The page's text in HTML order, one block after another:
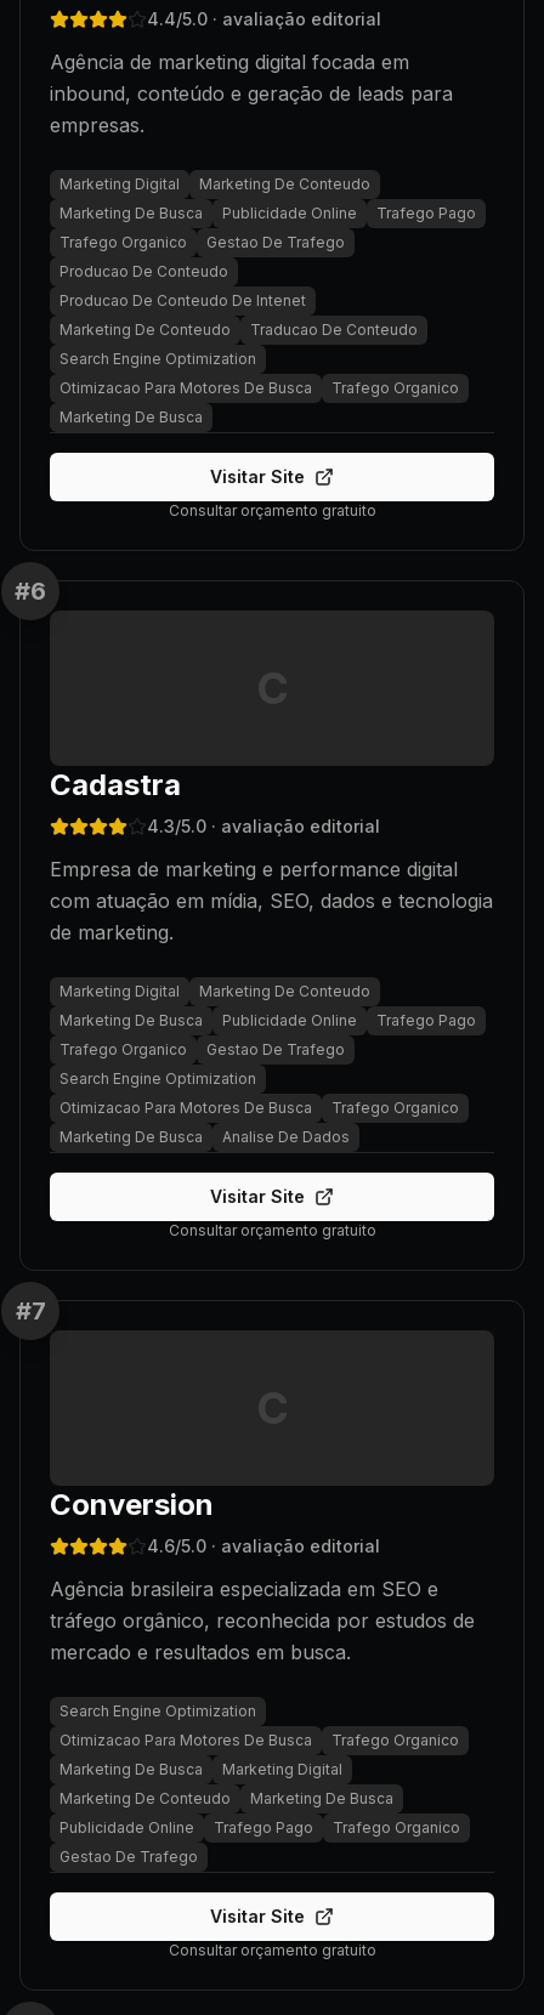
4.4/5.0 · avaliação editorial
Agência de marketing digital focada em
inbound, conteúdo e geração de leads para
empresas.
Marketing Digital
Marketing De Conteudo
Marketing De Busca
Publicidade Online
Trafego Pago
Trafego Organico
Gestao De Trafego
Producao De Conteudo
Producao De Conteudo De Intenet
Marketing De Conteudo
Traducao De Conteudo
Search Engine Optimization
Otimizacao Para Motores De Busca
Trafego Organico
Marketing De Busca
Visitar Site
Consultar orçamento gratuito
#6
C
Cadastra
4.3/5.0 · avaliação editorial
Empresa de marketing e performance digital
com atuação em mídia, SEO, dados e tecnologia
de marketing.
Marketing Digital
Marketing De Conteudo
Marketing De Busca
Publicidade Online
Trafego Pago
Trafego Organico
Gestao De Trafego
Search Engine Optimization
Otimizacao Para Motores De Busca
Trafego Organico
Marketing De Busca
Analise De Dados
Visitar Site
Consultar orçamento gratuito
#7
C
Conversion
4.6/5.0 · avaliação editorial
Agência brasileira especializada em SEO e
tráfego orgânico, reconhecida por estudos de
mercado e resultados em busca.
Search Engine Optimization
Otimizacao Para Motores De Busca
Trafego Organico
Marketing De Busca
Marketing Digital
Marketing De Conteudo
Marketing De Busca
Publicidade Online
Trafego Pago
Trafego Organico
Gestao De Trafego
Visitar Site
Consultar orçamento gratuito